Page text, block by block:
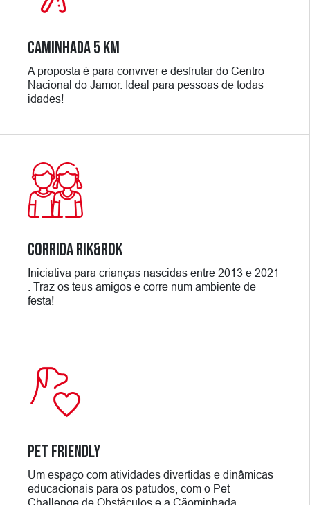
CAMINHADA 5 KM
A proposta é para conviver e desfrutar do Centro
Nacional do Jamor. Ideal para pessoas de todas
idades!
CORRIDA RIK&ROK
Iniciativa para crianças nascidas entre 2013 e 2021
. Traz os teus amigos e corre num ambiente de
festa!
PET FRIENDLY
Um espaço com atividades divertidas e dinâmicas
educacionais para os patudos, com o Pet